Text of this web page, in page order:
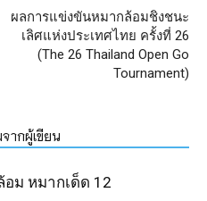
ผลการแข่งขันหมากล้อมชิงชนะ
เลิศแห่งประเทศไทย ครั้งที่ 26
(The 26 Thailand Open Go
Tournament)
จากผู้เขียน
ม หมากเด็ด 12